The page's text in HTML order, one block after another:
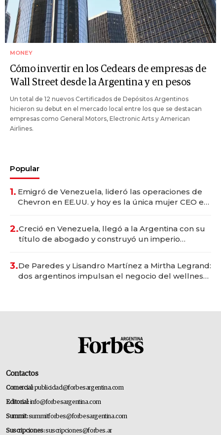
MONEY
Cómo invertir en los Cedears de empresas de
Wall Street desde la Argentina y en pesos
Un total de 12 nuevos Certificados de Depósitos Argentinos
hicieron su debut en el mercado local entre los que se destacan
empresas como General Motors, Electronic Arts y American
Airlines.
Popular
1. Emigró de Venezuela, lideró las operaciones de
Chevron en EE.UU. y hoy es la única mujer CEO en
2.Creció en Venezuela, llegó a la Argentina con su
título de abogado y construyó un imperio
3.De Paredes y Lisandro Martínez a Mirtha Legrand:
dos argentinos impulsan el negocio del wellness
Contactos
Comercial:publicidad@forbesargentina.com
Editorial:info@forbesargentina.com
Summit:summitforbes@forbesargentina.com
Suscripciones:suscripciones@forbes.ar